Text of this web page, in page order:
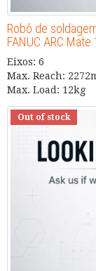
Robô de
FANUC ARC
Eixos: 6
Max. Reach:
Max. Load: 12kg
Out of stock